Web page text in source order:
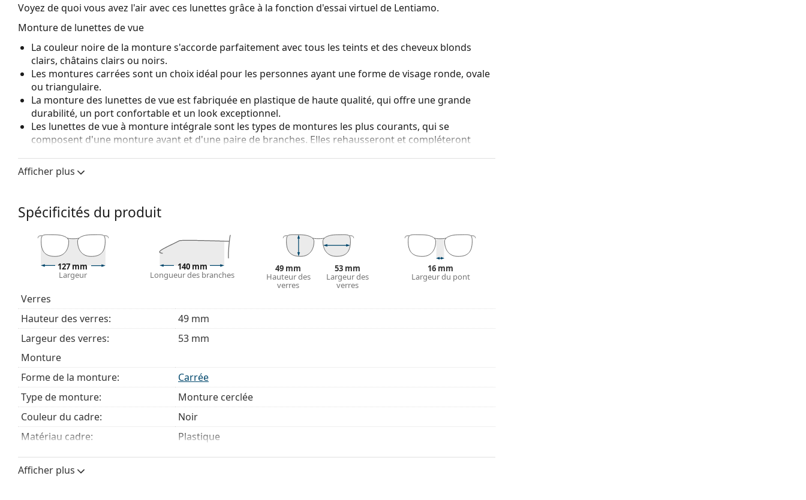
Voyez de quoi vous avez l'air avec ces lunettes grâce à la fonction d'essai virtuel de Lentiamo.
Monture de lunettes de vue
La couleur noire de la monture s'accorde parfaitement avec tous les teints et des cheveux blonds
clairs, châtains clairs ou noirs.
Les montures carrées sont un choix idéal pour les personnes ayant une forme de visage ronde, ovale
ou triangulaire.
La monture des lunettes de vue est fabriquée en plastique de haute qualité, qui offre une grande
durabilité, un port confortable et un look exceptionnel.
Les lunettes de vue à monture intégrale sont les types de montures les plus courants, qui se
composent d'une monture avant et d'une paire de branches. Elles rehausseront et compléteront
fait qu'elles enferment entièrement le verre, et surtout leur protection contre les dommages. Ce type
de monture convient à tous les verres, y compris les verres de plus grande puissance optique.
Nous livrons les lunettes dans leur étui d'origine. La couleur de l'étui et son design peuvent varier.
Le chiffon fourni est idéal pour le nettoyage et l'entretien des lunettes. Certains modèles peuvent être
livrés avec un sac en tissu au lieu d'un chiffon.
Explorez la gamme complète delunettes de vue pour découvrir d'autres styles ou consultez notre
des lunettessi vous avez besoin d'aide pour choisir.
Ceci est un dispositif médical. Lisez le mode d'emploi avant l'utilisation.
Afficher plus
Spécificités du produit
127 mm
Largeur
140 mm
Longueur des branches
49 mm
Hauteur des
verres
53 mm
Largeur des
verres
16 mm
Largeur du pont
Verres
Hauteur des verres:
49 mm
Largeur des verres:
53 mm
Monture
Forme de la monture:
Carrée
Type de monture:
Monture cerclée
Couleur du cadre:
Noir
Matériau cadre:
Plastique
Taille:
S
Largeur:
Afficher plus